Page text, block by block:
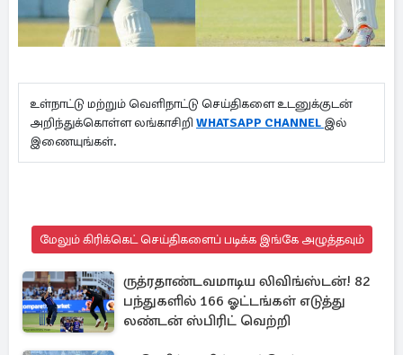
உள்நாட்டு மற்றும் வெளிநாட்டு செய்திகளை உடனுக்குடன்
அறிந்துக்கொள்ள லங்காசிறி WHATSAPP CHANNEL இல்
இணையுங்கள்.
மேலும் கிரிக்கெட் செய்திகளைப் படிக்க இங்கே அழுத்தவும்
ருத்ரதாண்டவமாடிய லிவிங்ஸ்டன்! 82
பந்துகளில் 166 ஓட்டங்கள் எடுத்து
லண்டன் ஸ்பிரிட் வெற்றி